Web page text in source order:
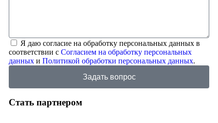
Я даю согласие на обработку персональных данных в
соответствии с Согласием на обработку персональных
данных и Политикой обработки персональных данных.
Задать вопрос
Стать партнером